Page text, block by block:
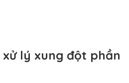
xử lý xung đột phần